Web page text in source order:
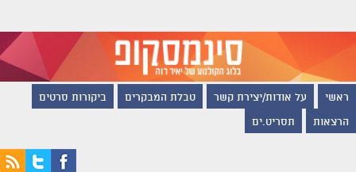
ראשי על אודות/יצירת קשר טבלת המבקרים ביקורות סרטים
הרצאות תסריט.ים